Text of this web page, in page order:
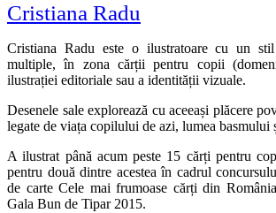
Cristiana Radu
Cristiana Radu este o ilustratoare cu un
multiple, în zona cărții pentru copii
ilustrației editoriale sau a identității vizuale.
Desenele sale explorează cu aceeași plăcere
legate de viața copilului de azi, lumea basmului
A ilustrat până acum peste 15 cărți pentru
pentru două dintre acestea în cadrul
de carte Cele mai frumoase cărți din
Gala Bun de Tipar 2015.